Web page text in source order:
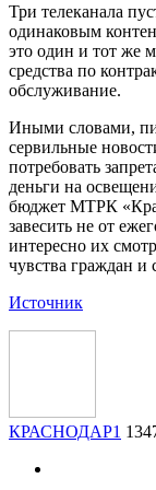
Три телеканала
одинаковым
это один и тот же
средства по
обслуживание.
Иными словами,
сервильные
потребовать
деньги на
бюджет МТРК
завесить не от
интересно их
чувства граждан и
Источник
КРАСНОДАР1